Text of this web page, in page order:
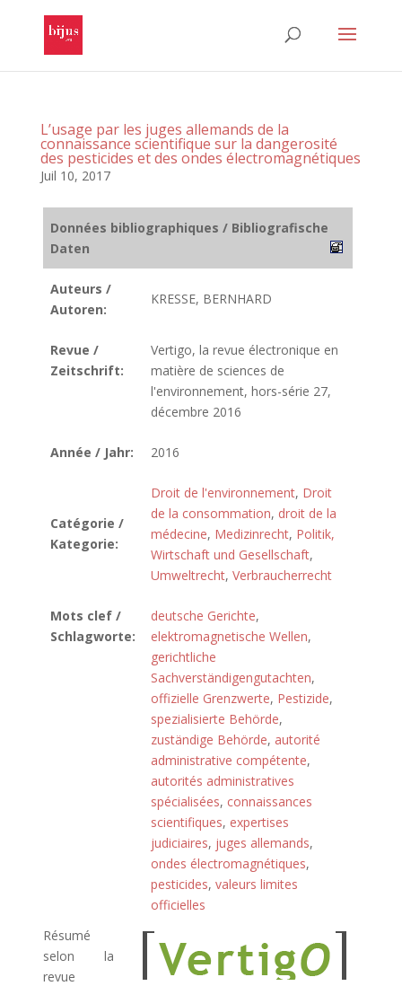
L’usage par les juges allemands de la
connaissance scientifique sur la dangerosité
des pesticides et des ondes électromagnétiques
Juil 10, 2017
Données bibliographiques / Bibliografische
Daten
Auteurs /
Autoren:
KRESSE, BERNHARD
Revue /
Zeitschrift:
Vertigo, la revue électronique en
matière de sciences de
l'environnement, hors-série 27,
décembre 2016
Année / Jahr: 2016
Catégorie /
Kategorie:
Droit de l'environnement, Droit
de la consommation, droit de la
médecine, Medizinrecht, Politik,
Wirtschaft und Gesellschaft,
Umweltrecht, Verbraucherrecht
Mots clef /
Schlagworte:
deutsche Gerichte,
elektromagnetische Wellen,
gerichtliche
Sachverständigengutachten,
offizielle Grenzwerte, Pestizide,
spezialisierte Behörde,
zuständige Behörde, autorité
administrative compétente,
autorités administratives
spécialisées, connaissances
scientifiques, expertises
judiciaires, juges allemands,
ondes électromagnétiques,
pesticides, valeurs limites
officielles
Résumé
selon la
revue